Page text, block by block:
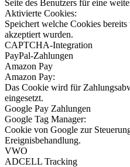
Seite des Benutzers für eine
Aktivierte Cookies:
Speichert welche Cookies
akzeptiert wurden.
CAPTCHA-Integration
PayPal-Zahlungen
Amazon Pay
Amazon Pay:
Das Cookie wird für
eingesetzt.
Google Pay Zahlungen
Google Tag Manager:
Cookie von Google zur
Ereignisbehandlung.
VWO
ADCELL Tracking